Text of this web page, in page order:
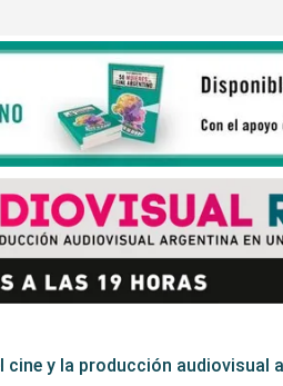
cine y la producción audiovisual